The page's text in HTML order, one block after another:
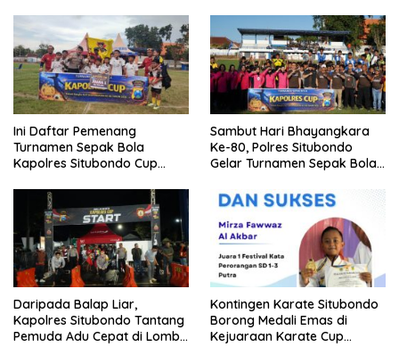
Ini Daftar Pemenang
Turnamen Sepak Bola
Kapolres Situbondo Cup
10 Tahun
Sambut Hari Bhayangkara
Ke-80, Polres Situbondo
Gelar Turnamen Sepak Bola
Daripada Balap Liar,
Kapolres Situbondo Tantang
Pemuda Adu Cepat di Lomba
Kontingen Karate Situbondo
Borong Medali Emas di
Kejuaraan Karate Cup